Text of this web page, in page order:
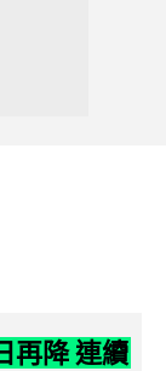
再降 連續